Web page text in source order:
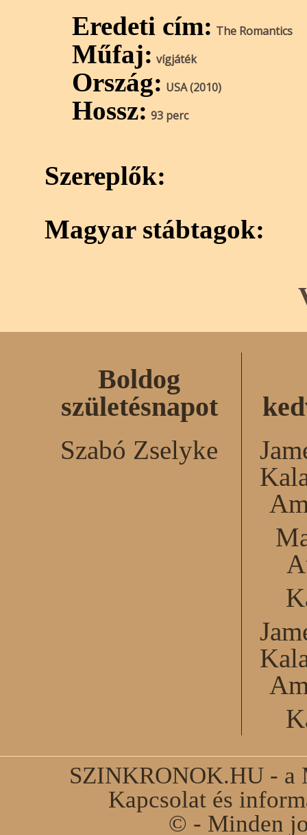
Eredeti cím: The Romantics
Műfaj: vígjáték
Ország: USA (2010)
Hossz: 93 perc
Szereplők:
Magyar stábtagok:
Boldog
születésnapot
Szabó Zselyke
SZINKRONOK.HU - a
Kapcsolat és
© - Minden